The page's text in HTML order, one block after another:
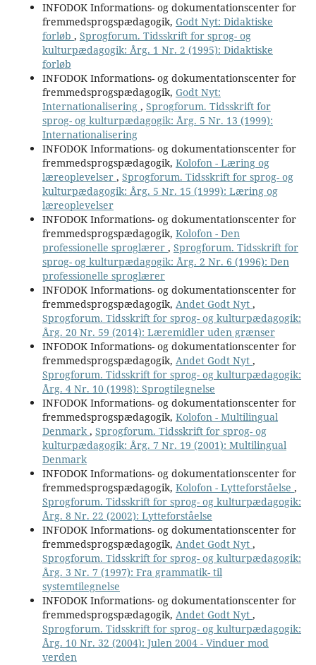
INFODOK Informations- og dokumentationscenter for
fremmedsprogspædagogik, Godt Nyt: Didaktiske
forløb , Sprogforum. Tidsskrift for sprog- og
kulturpædagogik: Årg. 1 Nr. 2 (1995): Didaktiske
forløb
INFODOK Informations- og dokumentationscenter for
fremmedsprogspædagogik, Godt Nyt:
Internationalisering , Sprogforum. Tidsskrift for
sprog- og kulturpædagogik: Årg. 5 Nr. 13 (1999):
Internationalisering
INFODOK Informations- og dokumentationscenter for
fremmedsprogspædagogik, Kolofon - Læring og
læreoplevelser , Sprogforum. Tidsskrift for sprog- og
kulturpædagogik: Årg. 5 Nr. 15 (1999): Læring og
læreoplevelser
INFODOK Informations- og dokumentationscenter for
fremmedsprogspædagogik, Kolofon - Den
professionelle sproglærer , Sprogforum. Tidsskrift for
sprog- og kulturpædagogik: Årg. 2 Nr. 6 (1996): Den
professionelle sproglærer
INFODOK Informations- og dokumentationscenter for
fremmedsprogspædagogik, Andet Godt Nyt ,
Sprogforum. Tidsskrift for sprog- og kulturpædagogik:
Årg. 20 Nr. 59 (2014): Læremidler uden grænser
INFODOK Informations- og dokumentationscenter for
fremmedsprogspædagogik, Andet Godt Nyt ,
Sprogforum. Tidsskrift for sprog- og kulturpædagogik:
Årg. 4 Nr. 10 (1998): Sprogtilegnelse
INFODOK Informations- og dokumentationscenter for
fremmedsprogspædagogik, Kolofon - Multilingual
Denmark , Sprogforum. Tidsskrift for sprog- og
kulturpædagogik: Årg. 7 Nr. 19 (2001): Multilingual
Denmark
INFODOK Informations- og dokumentationscenter for
fremmedsprogspædagogik, Kolofon - Lytteforståelse ,
Sprogforum. Tidsskrift for sprog- og kulturpædagogik:
Årg. 8 Nr. 22 (2002): Lytteforståelse
INFODOK Informations- og dokumentationscenter for
fremmedsprogspædagogik, Andet Godt Nyt ,
Sprogforum. Tidsskrift for sprog- og kulturpædagogik:
Årg. 3 Nr. 7 (1997): Fra grammatik- til
systemtilegnelse
INFODOK Informations- og dokumentationscenter for
fremmedsprogspædagogik, Andet Godt Nyt ,
Sprogforum. Tidsskrift for sprog- og kulturpædagogik:
Årg. 10 Nr. 32 (2004): Julen 2004 - Vinduer mod
verden